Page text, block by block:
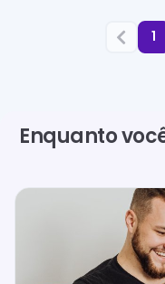
1
Enquanto